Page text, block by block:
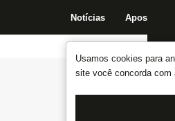
Usamos cookies para
site você concorda com
Notícias Apostas